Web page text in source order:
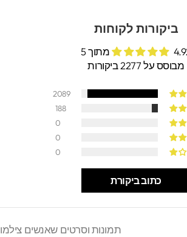
ביקורות לקוחות
מתוך 5
מבוסס על 2277 ביקורות
2089
188
0
0
0
כתוב ביקורת
תמונות וסרטים שאנשים צילמו